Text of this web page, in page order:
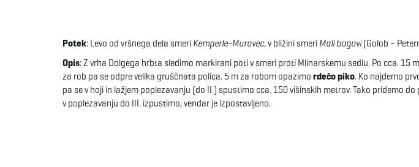
Potek: Levo od vršnega dela smeri Kemperle-Murovec, v bližini smeri Mali bogovi(Golob –
Opis: Z vrha Dolgega hrbta sledimo markirani poti v smeri proti Mlinarskemu sedlu. Po cca. 15
za rob pa se odpre velika gruščnata polica. 5 m za robom opazimo rdečo piko. Ko najdemo
pa se v hoji in lažjem poplezavanju (do II.) spustimo cca. 150 višinskih metrov. Tako pridemo
v poplezavanju do III. izpustimo, vendar je izpostavljeno.